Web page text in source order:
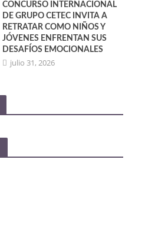
CONCURSO INTERNACIONAL
DE GRUPO CETEC INVITA A
RETRATAR COMO NIÑOS Y
JÓVENES ENFRENTAN SUS
DESAFÍOS EMOCIONALES
julio 31, 2026